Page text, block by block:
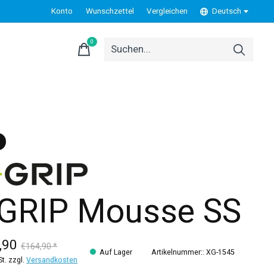
Konto Wunschzettel Vergleichen Deutsch
0items
Mousse SS
€164,90 *
zzgl.Versandkosten
Auf Lager Artikelnummer:: XG-1545